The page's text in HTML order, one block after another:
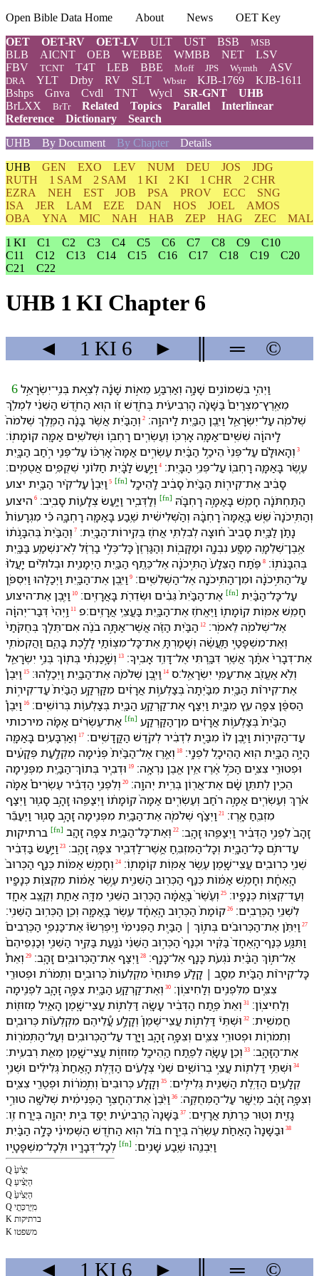
Open Bible Data Home About News
OET Key
OET
OET-RV OET-LV ULT UST BSB MSB
BLB AICNT OEB WEBBE WMBB NET
LSV
FBV
TCNT T4T LEB BBE Moff JPS Wymth ASV
DRA YLT Drby RV SLT Wbstr KJB-1769
KJB-1611
Bshps
Gnva Cvdl TNT Wycl SR-GNT
UHB
BrLXX
BrTr Related Topics Parallel
Interlinear
Reference
Dictionary
Search
UHB
By Document By Chapter Details
UHB GEN EXO LEV NUM DEU JOS
JDG
RUTH
1 SAM 2 SAM 1 KI 2 KI 1 CHR
2 CHR
EZRA
NEH EST JOB PSA PROV ECC
SNG
ISA
JER LAM EZE DAN HOS JOEL
AMOS
OBA
YNA MIC NAH HAB ZEP HAG ZEC
MAL
1 KI
C1 C2 C3 C4 C5 C6 C7 C8 C9
C10
C11
C12 C13 C14 C15 C16 C17 C18 C19
C20
C21
C22
UHB 1 KI Chapter 6
◄ 1 KI 6 ► ═ ©
6 וַ⁠יְהִ֣י בִ⁠שְׁמוֹנִ֣ים שָׁנָ֣ה וְ⁠אַרְבַּ֣ע מֵא֣וֹת שָׁנָ֡ה לְ⁠צֵ֣את בְּנֵֽי־יִשְׂרָאֵ֣ל
מֵ⁠אֶֽרֶץ־מִצְרַיִם֩ בַּ⁠שָּׁנָ֨ה הָ⁠רְבִיעִ֜ית בְּ⁠חֹ֣דֶשׁ זִ֗ו ה֚וּא הַ⁠חֹ֣דֶשׁ הַ⁠שֵּׁנִ֔י לִ⁠מְלֹ֥ךְ
שְׁלֹמֹ֖ה עַל־יִשְׂרָאֵ֑ל וַ⁠יִּ֥בֶן הַ⁠בַּ֖יִת לַ⁠יהוָֽה׃ 2 וְ⁠הַ⁠בַּ֗יִת אֲשֶׁ֨ר בָּנָ֜ה הַ⁠מֶּ֤לֶךְ שְׁלֹמֹה֙
לַֽ⁠יהוָ֔ה שִׁשִּֽׁים־אַמָּ֥ה אָרְכּ֖⁠וֹ וְ⁠עֶשְׂרִ֤ים רָחְבּ֑⁠וֹ וּ⁠שְׁלֹשִׁ֥ים אַמָּ֖ה קוֹמָתֽ⁠וֹ׃
3 וְ⁠הָ⁠אוּלָ֗ם עַל־פְּנֵי֙ הֵיכַ֣ל הַ⁠בַּ֔יִת עֶשְׂרִ֣ים אַמָּה֙ אָרְכּ֔⁠וֹ עַל־פְּנֵ֖י רֹ֣חַב הַ⁠בָּ֑יִת
עֶ֧שֶׂר בָּ⁠אַמָּ֛ה רָחְבּ֖⁠וֹ עַל־פְּנֵ֥י הַ⁠בָּֽיִת׃ 4 וַ⁠יַּ֣עַשׂ לַ⁠בָּ֔יִת חַלּוֹנֵ֖י שְׁקֻפִ֥ים אֲטֻמִֽים׃
5 [fn]
וְ⁠לַ⁠דְּבִ֑יר וַ⁠יַּ֥עַשׂ צְלָע֖וֹת סָבִֽיב׃ 6 [fn]
וְ⁠הַ⁠תִּֽיכֹנָה֙ שֵׁ֤שׁ בָּֽ⁠אַמָּה֙ רָחְבָּ֔⁠הּ וְ⁠הַ֨⁠שְּׁלִישִׁ֔ית שֶׁ֥בַע בָּ⁠אַמָּ֖ה רָחְבָּ֑⁠הּ כִּ֡י מִגְרָעוֹת֩
נָתַ֨ן לַ⁠בַּ֤יִת סָבִיב֙ ח֔וּצָ⁠ה לְ⁠בִלְתִּ֖י אֲחֹ֥ז בְּ⁠קִֽירוֹת־הַ⁠בָּֽיִת׃ 7 וְ⁠הַ⁠בַּ֨יִת֙ בְּ⁠הִבָּ֣נֹת֔⁠וֹ
אֶֽבֶן־שְׁלֵמָ֥ה מַסָּ֖ע נִבְנָ֑ה וּ⁠מַקָּב֤וֹת וְ⁠הַ⁠גַּרְזֶן֙ כָּל־כְּלִ֣י בַרְזֶ֔ל לֹֽא־נִשְׁמַ֥ע בַּ⁠בַּ֖יִת
בְּ⁠הִבָּנֹתֽ⁠וֹ׃ 8 פֶּ֗תַח הַ⁠צֵּלָע֙ הַ⁠תִּ֣יכֹנָ֔ה אֶל־כֶּ֥תֶף הַ⁠בַּ֖יִת הַ⁠יְמָנִ֑ית וּ⁠בְ⁠לוּלִּ֗ים יַֽעֲלוּ֙
עַל־הַ⁠תִּ֣יכֹנָ֔ה וּ⁠מִן־הַ⁠תִּֽיכֹנָ֖ה אֶל־הַ⁠שְּׁלִשִֽׁים׃ 9 וַ⁠יִּ֥בֶן אֶת־הַ⁠בַּ֖יִת וַ⁠יְכַלֵּ֑⁠הוּ וַ⁠יִּסְפֹּ֤ן
אֶת־הַ⁠בַּ֨יִת֙ גֵּבִ֔ים וּ⁠שְׂדֵרֹ֖ת בָּ⁠אֲרָזִֽים׃ 10 [fn]
חָמֵ֥שׁ אַמּ֖וֹת קֽוֹמָת֑⁠וֹ וַ⁠יֶּאֱחֹ֥ז אֶת־הַ⁠בַּ֖יִת בַּ⁠עֲצֵ֥י אֲרָזִֽים׃פ
11 וַֽ⁠יְהִי֙ דְּבַר־יְהוָ֔ה
אֶל־שְׁלֹמֹ֖ה לֵ⁠אמֹֽר׃ 12 הַ⁠בַּ֨יִת הַ⁠זֶּ֜ה אֲשֶׁר־אַתָּ֣ה בֹנֶ֗ה אִם־תֵּלֵ֤ךְ בְּ⁠חֻקֹּתַ⁠י֙
וְ⁠אֶת־מִשְׁפָּטַ֣⁠י תַּֽעֲשֶׂ֔ה וְ⁠שָׁמַרְתָּ֥ אֶת־כָּל־מִצְוֺתַ֖⁠י לָ⁠לֶ֣כֶת בָּ⁠הֶ֑ם וַ⁠הֲקִמֹתִ֤י
אֶת־דְּבָרִ⁠י֙ אִתָּ֔⁠ךְ אֲשֶׁ֥ר דִּבַּ֖רְתִּי אֶל־דָּוִ֥ד אָבִֽי⁠ךָ׃ 13 וְ⁠שָׁ֣כַנְתִּ֔י בְּ⁠ת֖וֹךְ בְּנֵ֣י יִשְׂרָאֵ֑ל
וְ⁠לֹ֥א אֶעֱזֹ֖ב אֶת־עַמִּ֥⁠י יִשְׂרָאֵֽל׃ס 14 וַ⁠יִּ֧בֶן שְׁלֹמֹ֛ה אֶת־הַ⁠בַּ֖יִת וַ⁠יְכַלֵּֽ⁠הוּ׃ 15 וַ⁠יִּבֶן֩
אֶת־קִיר֨וֹת הַ⁠בַּ֤יִת מִ⁠בַּ֨יְתָ⁠ה֙ בְּ⁠צַלְע֣וֹת אֲרָזִ֔ים מִ⁠קַּרְקַ֤ע הַ⁠בַּ֨יִת֙ עַד־קִיר֣וֹת
הַ⁠סִּפֻּ֔ן צִפָּ֥ה עֵ֖ץ מִ⁠בָּ֑יִת וַ⁠יְצַ֛ף אֶת־קַרְקַ֥ע הַ⁠בַּ֖יִת בְּ⁠צַלְע֥וֹת בְּרוֹשִֽׁים׃ 16 וַ⁠יִּבֶן֩
[fn]
עַד־הַ⁠קִּיר֑וֹת וַ⁠יִּ֤בֶן ל⁠וֹ֙ מִ⁠בַּ֣יִת לִ⁠דְבִ֔יר לְ⁠קֹ֖דֶשׁ הַ⁠קֳּדָשִֽׁים׃ 17 וְ⁠אַרְבָּעִ֥ים בָּ⁠אַמָּ֖ה
הָיָ֣ה הַ⁠בָּ֑יִת ה֖וּא הַ⁠הֵיכָ֥ל לִ⁠פְנָֽ⁠י׃ 18 וְ⁠אֶ֤רֶז אֶל־הַ⁠בַּ֨יִת֙ פְּנִ֔ימָה מִקְלַ֣עַת פְּקָעִ֔ים
וּ⁠פְטוּרֵ֖י צִצִּ֑ים הַ⁠כֹּ֣ל אֶ֔רֶז אֵ֥ין אֶ֖בֶן נִרְאָֽה׃ 19 וּ⁠דְבִ֧יר בְּ⁠תוֹךְ־הַ⁠בַּ֛יִת מִ⁠פְּנִ֖ימָה
הֵכִ֑ין לְ⁠תִתֵּ֣ן שָׁ֔ם אֶת־אֲר֖וֹן בְּרִ֥ית יְהוָֽה׃ 20 וְ⁠לִ⁠פְנֵ֣י הַ⁠דְּבִ֡יר עֶשְׂרִים֩ אַמָּ֨ה
אֹ֜רֶךְ וְ⁠עֶשְׂרִ֧ים אַמָּ֣ה רֹ֗חַב וְ⁠עֶשְׂרִ֤ים אַמָּה֙ קֽוֹמָת֔⁠וֹ וַ⁠יְצַפֵּ֖⁠הוּ זָהָ֣ב סָג֑וּר וַ⁠יְצַ֥ף
מִזְבֵּ֖חַ אָֽרֶז׃ 21 וַ⁠יְצַ֨ף שְׁלֹמֹ֧ה אֶת־הַ⁠בַּ֛יִת מִ⁠פְּנִ֖ימָה זָהָ֣ב סָג֑וּר וַ⁠יְעַבֵּ֞ר
[fn] זָהָב֙ לִ⁠פְנֵ֣י הַ⁠דְּבִ֔יר וַ⁠יְצַפֵּ֖⁠הוּ זָהָֽב׃ 22 וְ⁠אֶת־כָּל־הַ⁠בַּ֛יִת צִפָּ֥ה זָהָ֖ב
עַד־תֹּ֣ם כָּל־הַ⁠בָּ֑יִת וְ⁠כָל־הַ⁠מִּזְבֵּ֥חַ אֲֽשֶׁר־לַ⁠דְּבִ֖יר צִפָּ֥ה זָהָֽב׃ 23 וַ⁠יַּ֣עַשׂ בַּ⁠דְּבִ֔יר
שְׁנֵ֥י כְרוּבִ֖ים עֲצֵי־שָׁ֑מֶן עֶ֥שֶׂר אַמּ֖וֹת קוֹמָתֽ⁠וֹ׃ 24 וְ⁠חָמֵ֣שׁ אַמּ֗וֹת כְּנַ֤ף הַ⁠כְּרוּב֙
הָֽ⁠אֶחָ֔ת וְ⁠חָמֵ֣שׁ אַמּ֔וֹת כְּנַ֥ף הַ⁠כְּר֖וּב הַ⁠שֵּׁנִ֑ית עֶ֣שֶׂר אַמּ֔וֹת מִ⁠קְצ֥וֹת כְּנָפָ֖י⁠ו
וְ⁠עַד־קְצ֥וֹת כְּנָפָֽי⁠ו׃ 25 וְ⁠עֶ֨שֶׂר֙ בָּֽ⁠אַמָּ֔ה הַ⁠כְּר֖וּב הַ⁠שֵּׁנִ֑י מִדָּ֥ה אַחַ֛ת וְ⁠קֶ֥צֶב אֶחָ֖ד
לִ⁠שְׁנֵ֥י הַ⁠כְּרֻבִֽים׃ 26 קוֹמַת֙ הַ⁠כְּר֣וּב הָֽ⁠אֶחָ֔ד עֶ֖שֶׂר בָּֽ⁠אַמָּ֑ה וְ⁠כֵ֖ן הַ⁠כְּר֥וּב הַ⁠שֵּׁנִֽי׃
27 וַ⁠יִּתֵּ֨ן אֶת־הַ⁠כְּרוּבִ֜ים בְּ⁠ת֣וֹךְ ׀ הַ⁠בַּ֣יִת הַ⁠פְּנִימִ֗י וַֽ⁠יִּפְרְשׂוּ֮ אֶת־כַּנְפֵ֣י הַ⁠כְּרֻבִים֒
וַ⁠תִּגַּ֤ע כְּנַף־הָֽ⁠אֶחָד֙ בַּ⁠קִּ֔יר וּ⁠כְנַף֙ הַ⁠כְּר֣וּב הַ⁠שֵּׁנִ֔י נֹגַ֖עַת בַּ⁠קִּ֣יר הַ⁠שֵּׁנִ֑י וְ⁠כַנְפֵי⁠הֶם֙
אֶל־תּ֣וֹךְ הַ⁠בַּ֔יִת נֹגְעֹ֖ת כָּנָ֥ף אֶל־כָּנָֽף׃ 28 וַ⁠יְצַ֥ף אֶת־הַ⁠כְּרוּבִ֖ים זָהָֽב׃ 29 וְ⁠אֵת֩
כָּל־קִיר֨וֹת הַ⁠בַּ֜יִת מֵסַ֣ב ׀ קָלַ֗ע פִּתּוּחֵי֙ מִקְלְעוֹת֙ כְּרוּבִ֣ים וְ⁠תִֽמֹרֹ֔ת וּ⁠פְטוּרֵ֖י
צִצִּ֑ים מִ⁠לִּ⁠פְנִ֖ים וְ⁠לַ⁠חִיצֽוֹן׃ 30 וְ⁠אֶת־קַרְקַ֥ע הַ⁠בַּ֖יִת צִפָּ֣ה זָהָ֑ב לִ⁠פְנִ֖ימָה
וְ⁠לַ⁠חִיצֽוֹן׃
31 וְ⁠אֵת֙ פֶּ֣תַח הַ⁠דְּבִ֔יר עָשָׂ֖ה דַּלְת֣וֹת עֲצֵי־שָׁ֑מֶן הָ⁠אַ֥יִל מְזוּז֖וֹת
חֲמִשִֽׁית׃ 32 וּ⁠שְׁתֵּי֮ דַּלְת֣וֹת עֲצֵי־שֶׁמֶן֒ וְ⁠קָלַ֣ע עֲ֠לֵי⁠הֶם מִקְלְע֨וֹת כְּרוּבִ֧ים
וְ⁠תִמֹר֛וֹת וּ⁠פְטוּרֵ֥י צִצִּ֖ים וְ⁠צִפָּ֣ה זָהָ֑ב וַ⁠יָּ֛רֶד עַל־הַ⁠כְּרוּבִ֥ים וְ⁠עַל־הַ⁠תִּֽמֹר֖וֹת
אֶת־הַ⁠זָּהָֽב׃ 33 וְ⁠כֵ֥ן עָשָׂ֛ה לְ⁠פֶ֥תַח הַֽ⁠הֵיכָ֖ל מְזוּז֣וֹת עֲצֵי־שָׁ֑מֶן מֵ⁠אֵ֖ת רְבִעִֽית׃
34 וּ⁠שְׁתֵּ֥י דַלְת֖וֹת עֲצֵ֣י בְרוֹשִׁ֑ים שְׁנֵ֨י צְלָעִ֜ים הַ⁠דֶּ֤לֶת הָֽ⁠אַחַת֙ גְּלִילִ֔ים וּ⁠שְׁנֵ֧י
קְלָעִ֛ים הַ⁠דֶּ֥לֶת הַ⁠שֵּׁנִ֖ית גְּלִילִֽים׃ 35 וְ⁠קָלַ֤ע כְּרוּבִים֙ וְ⁠תִ֣מֹר֔וֹת וּ⁠פְטֻרֵ֖י צִצִּ֑ים
וְ⁠צִפָּ֣ה זָהָ֔ב מְיֻשָּׁ֖ר עַל־הַ⁠מְּחֻקֶּֽה׃ 36 וַ⁠יִּ֨בֶן֙ אֶת־הֶ⁠חָצֵ֣ר הַ⁠פְּנִימִ֔ית שְׁלֹשָׁ֖ה טוּרֵ֣י
גָזִ֑ית וְ⁠ט֖וּר כְּרֻתֹ֥ת אֲרָזִֽים׃ 37 בַּ⁠שָּׁנָה֙ הָֽ⁠רְבִיעִ֔ית יֻסַּ֖ד בֵּ֣ית יְהוָ֑ה בְּ⁠יֶ֖רַח זִֽו׃
38 וּ⁠בַ⁠שָּׁנָה֩ הָ⁠אַחַ֨ת עֶשְׂרֵ֜ה בְּ⁠יֶ֣רַח בּ֗וּל ה֚וּא הַ⁠חֹ֣דֶשׁ הַ⁠שְּׁמִינִ֔י כָּלָ֣ה הַ⁠בַּ֔יִת
[fn] וַ⁠יִּבְנֵ֖⁠הוּ שֶׁ֥בַע שָׁנִֽים׃
Q יָצִ֙יעַ֙
Q הַיָּצִ֨יעַ
Q הַיָּצִ֙יעַ֙
Q מִֽיַּרְכְּתֵ֤י
K ב⁠רתיקות
K משפט⁠ו
◄ 1 KI 6 ► ═ ©